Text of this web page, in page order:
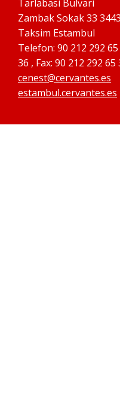
Tarlabasi Bulvari
Zambak Sokak 33
Taksim Estambul
Telefon: 90 212 292 65
36 , Fax: 90 212 292 65
cenest@cervantes.es
estambul.cervantes.es